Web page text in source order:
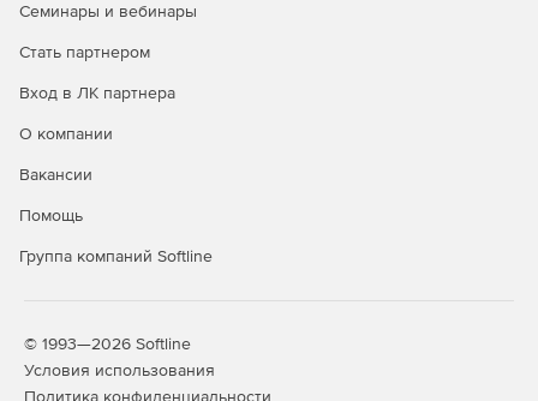
Семинары и вебинары
Стать партнером
Вход в ЛК партнера
О компании
Вакансии
Помощь
Группа компаний Softline
© 1993—2026 Softline
Условия использования
Политика конфиденциальности